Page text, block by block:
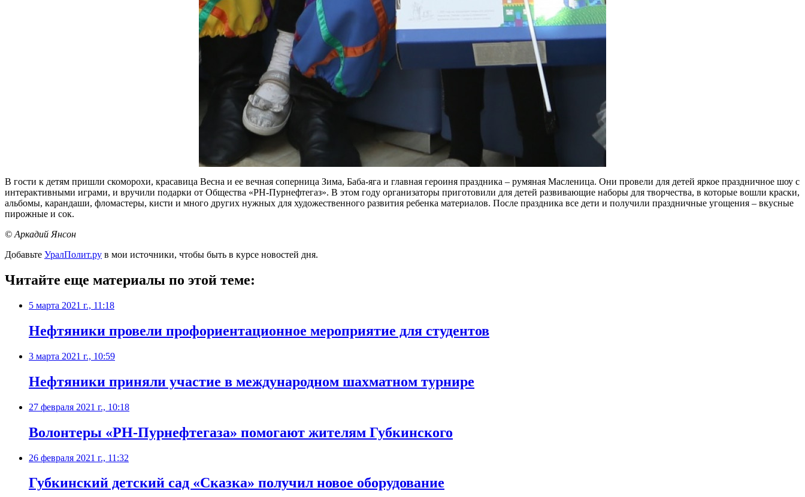
В гости к детям пришли скоморохи, красавица Весна и ее вечная соперница Зима, Баба-яга и главная героиня праздника – румяная Масленица. Они провели для детей яркое праздничное шоу с
интерактивными играми, и вручили подарки от Общества «РН-Пурнефтегаз». В этом году организаторы приготовили для детей развивающие наборы для творчества, в которые вошли краски,
альбомы, карандаши, фломастеры, кисти и много других нужных для художественного развития ребенка материалов. После праздника все дети и получили праздничные угощения – вкусные
пирожные и сок.
© Аркадий Янсон
Добавьте УралПолит.ру в мои источники, чтобы быть в курсе новостей дня.
Читайте еще материалы по этой теме:
5 марта 2021 г., 11:18
​Нефтяники провели профориентационное мероприятие для студентов
3 марта 2021 г., 10:59
​Нефтяники приняли участие в международном шахматном турнире
27 февраля 2021 г., 10:18
Волонтеры «РН-Пурнефтегаза» помогают жителям Губкинского
26 февраля 2021 г., 11:32
Губкинский детский сад «Сказка» получил новое оборудование